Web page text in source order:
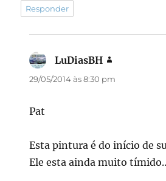
Responder
LuDiasBH
29/05/2014 às 8:30 pm
Pat
Esta pintura é do início de
Ele esta ainda muito